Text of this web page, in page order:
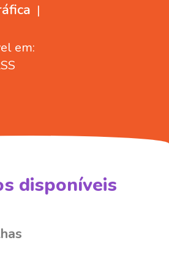
|
em:
disponíveis